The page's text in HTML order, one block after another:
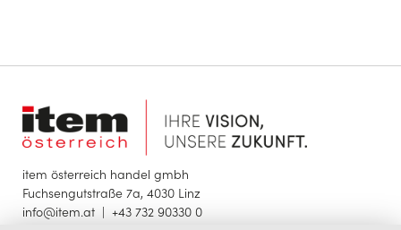
item österreich handel gmbh
Fuchsengutstraße 7a, 4030 Linz
info@item.at | +43 732 90330 0